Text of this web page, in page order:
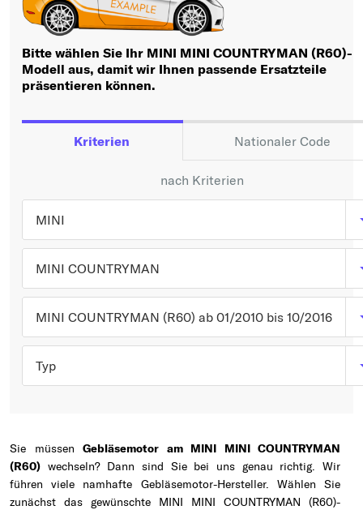
Oder Fahrzeugauswahl nach Kriterien:
Hersteller wählen
Modell wählen
Typ wählen
Bitte wählen Sie Ihr MINI MINI COUNTRYMAN (R60)-
Modell aus, damit wir Ihnen passende Ersatzteile
präsentieren können.
Kriterien Nationaler Code
nach Kriterien
MINI
MINI COUNTRYMAN
MINI COUNTRYMAN (R60) ab 01/2010 bis 10/2016
Typ
Sie müssen Gebläsemotor am MINI MINI COUNTRYMAN
(R60) wechseln? Dann sind Sie bei uns genau richtig. Wir
führen viele namhafte Gebläsemotor-Hersteller. Wählen Sie
zunächst das gewünschte MINI MINI COUNTRYMAN (R60)-